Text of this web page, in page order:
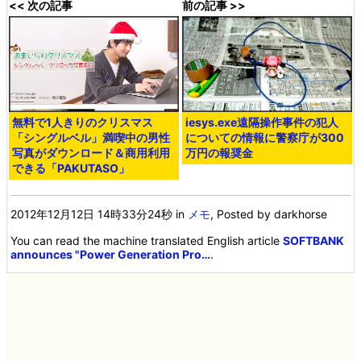
<< 次の記事
無料で1人きりのクリスマス
「シングルベル」満喫中の男性
写真がダウンロード＆商用利用
できる「PAKUTASO」
前の記事 >>
iesys.exe遠隔操作事件の犯人
についての情報に警察庁が300
万円の報奨金
2012年12月12日 14時33分24秒 in メモ, Posted by darkhorse
You can read the machine translated English articleSOFTBANK
announces "Power Generation Pro….